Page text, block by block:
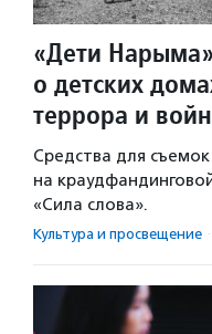
«Дети
о детских
террора и
Средства для
на
«Сила слова».
Культура и просвещение ·